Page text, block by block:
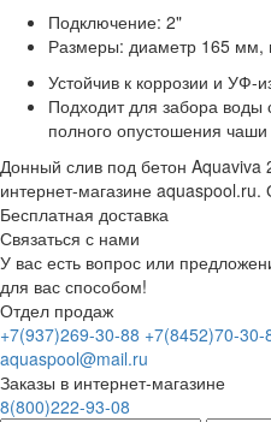
Подключение: 2"
Размеры: диаметр 165 мм,
Устойчив к коррозии и УФ-
Подходит для забора воды
полного опустошения чаши
Донный слив под бетон
интернет-магазине
Бесплатная доставка
Связаться с нами
У вас есть вопрос или
для вас способом!
Отдел продаж
+7(937)269-30-88 +7(8452)70-30-
aquaspool@mail.ru
Заказы в интернет-магазине
8(800)222-93-08